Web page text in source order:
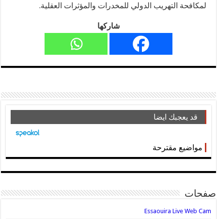
لمكافحة التهريب الدولي للمخدرات والمؤثرات العقلية.
شاركها
قد يعجبك ايضا
مواضيع مقترحة
صفحات
Essaouira Live Web Cam